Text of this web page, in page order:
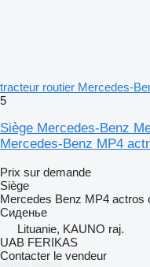
tracteur routier Mercedes-
5
Siège Mercedes-Benz
Mercedes-Benz MP4
Prix sur demande
Siège
Mercedes Benz MP4 actros
Сиденье
Lituanie, KAUNO raj.
UAB FERIKAS
Contacter le vendeur